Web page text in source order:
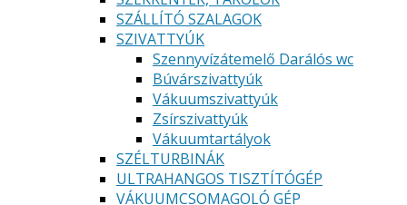
SZÁLLÍTÓ SZALAGOK
SZIVATTYÚK
Szennyvízátemelő Darálós wc
Búvárszivattyúk
Vákuumszivattyúk
Zsírszivattyúk
Vákuumtartályok
SZÉLTURBINÁK
ULTRAHANGOS TISZTÍTÓGÉP
VÁKUUMCSOMAGOLÓ GÉP